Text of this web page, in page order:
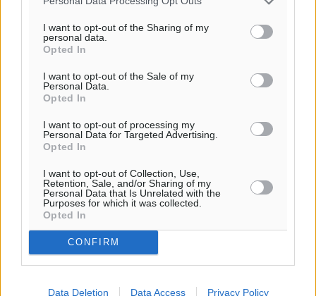
I want to opt-out of the Sharing of my
personal data.
Opted In
I want to opt-out of the Sale of my
Personal Data.
Opted In
I want to opt-out of processing my
Personal Data for Targeted Advertising.
Opted In
I want to opt-out of Collection, Use,
Retention, Sale, and/or Sharing of my
Personal Data that Is Unrelated with the
Purposes for which it was collected.
Opted In
CONFIRM
Data Deletion Data Access Privacy Policy
ιστοσελίδες είναι απαραίτητη η χρήση του παρακάτω
παρεχόμενου συνδέσμου παραπομπής προς το άρθρο
της Δημοκρατικής.
o καιρός τώρα:
αίθριος καιρός
06:20
πρόγνωση: